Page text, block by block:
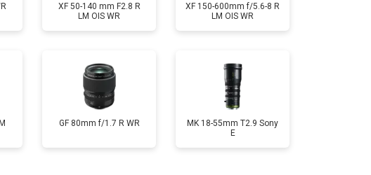
XF 50-140 mm F2.8 R
LM OIS WR
XF 150-600mm f/5.6-8 R
LM OIS WR
GF 80mm f/1.7 R WR
MK 18-55mm T2.9 Sony
E